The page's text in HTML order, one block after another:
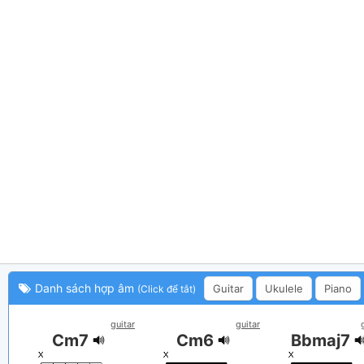
Danh sách hợp âm (Click để tắt) Guitar Ukulele Piano
guitar
Cm7
guitar
Cm6 Bbmaj7